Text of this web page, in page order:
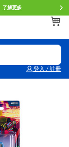
了解更多
登入 / 註冊